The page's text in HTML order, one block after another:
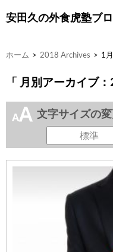
安田久の外食虎塾ブ
ホーム > 2018 Archives > 1
「 月別アーカイブ
文字サイズの
標準